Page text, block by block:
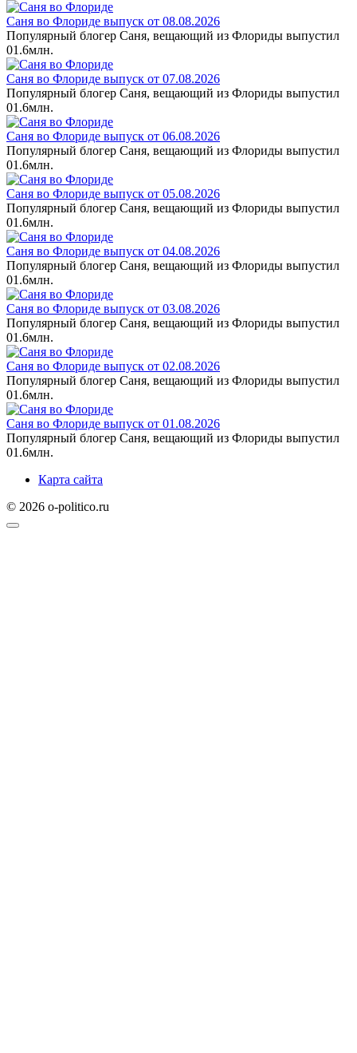
Саня во Флориде выпуск от 08.08.2026
Популярный блогер Саня, вещающий из Флориды выпустил
01.6млн.
Саня во Флориде выпуск от 07.08.2026
Популярный блогер Саня, вещающий из Флориды выпустил
01.6млн.
Саня во Флориде выпуск от 06.08.2026
Популярный блогер Саня, вещающий из Флориды выпустил
01.6млн.
Саня во Флориде выпуск от 05.08.2026
Популярный блогер Саня, вещающий из Флориды выпустил
01.6млн.
Саня во Флориде выпуск от 04.08.2026
Популярный блогер Саня, вещающий из Флориды выпустил
01.6млн.
Саня во Флориде выпуск от 03.08.2026
Популярный блогер Саня, вещающий из Флориды выпустил
01.6млн.
Саня во Флориде выпуск от 02.08.2026
Популярный блогер Саня, вещающий из Флориды выпустил
01.6млн.
Саня во Флориде выпуск от 01.08.2026
Популярный блогер Саня, вещающий из Флориды выпустил
01.6млн.
Карта сайта
© 2026 o-politico.ru